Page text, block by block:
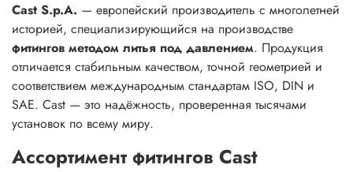
Cast S.p.A. — европейский производитель с многолетней
историей, специализирующийся на производстве
фитингов методом литья под давлением. Продукция
отличается стабильным качеством, точной геометрией и
соответствием международным стандартам ISO, DIN и
SAE. Cast — это надёжность, проверенная тысячами
установок по всему миру.
Ассортимент фитингов Cast